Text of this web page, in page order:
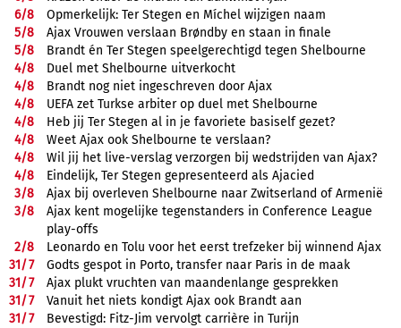
6/8
Opmerkelijk: Ter Stegen en Míchel wijzigen naam
5/8
Ajax Vrouwen verslaan Brøndby en staan in finale
5/8
Brandt én Ter Stegen speelgerechtigd tegen Shelbourne
4/8
Duel met Shelbourne uitverkocht
4/8
Brandt nog niet ingeschreven door Ajax
4/8
UEFA zet Turkse arbiter op duel met Shelbourne
4/8
Heb jij Ter Stegen al in je favoriete basiself gezet?
4/8
Weet Ajax ook Shelbourne te verslaan?
4/8
Wil jij het live-verslag verzorgen bij wedstrijden van Ajax?
4/8
Eindelijk, Ter Stegen gepresenteerd als Ajacied
3/8
Ajax bij overleven Shelbourne naar Zwitserland of Armenië
3/8
Ajax kent mogelijke tegenstanders in Conference League
play-offs
2/8
Leonardo en Tolu voor het eerst trefzeker bij winnend Ajax
31/7
Godts gespot in Porto, transfer naar Paris in de maak
31/7
Ajax plukt vruchten van maandenlange gesprekken
31/7
Vanuit het niets kondigt Ajax ook Brandt aan
31/7 Bevestigd: Fitz-Jim vervolgt carrière in Turijn